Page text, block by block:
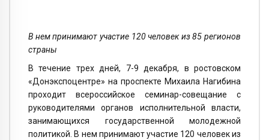
В нем принимают участие 120 человек из 85 регионов
страны
В течение трех дней, 7-9 декабря, в ростовском
«Донэкспоцентре» на проспекте Михаила Нагибина
проходит всероссийское семинар-совещание с
руководителями органов исполнительной власти,
занимающихся государственной молодежной
политикой. В нем принимают участие 120 человек из